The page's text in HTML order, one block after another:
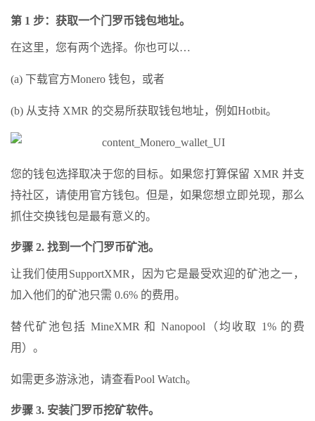
第 1 步：获取一个门罗币钱包地址。
在这里，您有两个选择。你也可以…
(a) 下载官方Monero 钱包，或者
(b) 从支持 XMR 的交易所获取钱包地址，例如Hotbit。
您的钱包选择取决于您的目标。如果您打算保留 XMR 并支
持社区，请使用官方钱包。但是，如果您想立即兑现，那么
抓住交换钱包是最有意义的。
步骤 2. 找到一个门罗币矿池。
让我们使用SupportXMR，因为它是最受欢迎的矿池之一，
加入他们的矿池只需 0.6% 的费用。
替代矿池包括 MineXMR 和 Nanopool（均收取 1% 的费
用）。
如需更多游泳池，请查看Pool Watch。
步骤 3. 安装门罗币挖矿软件。